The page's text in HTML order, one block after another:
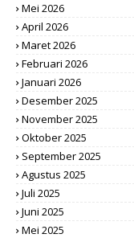
Mei 2026
April 2026
Maret 2026
Februari 2026
Januari 2026
Desember 2025
November 2025
Oktober 2025
September 2025
Agustus 2025
Juli 2025
Juni 2025
Mei 2025